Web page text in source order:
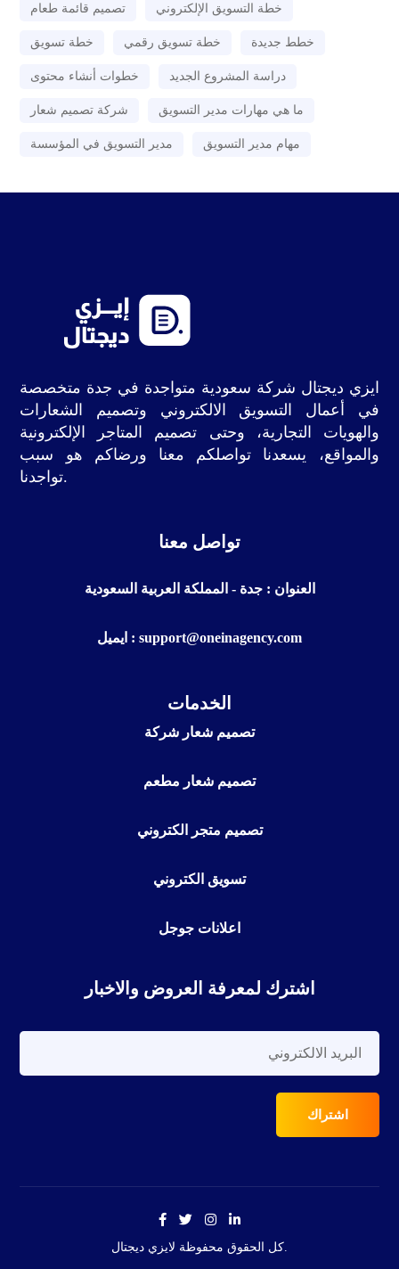
تصميم قائمة طعام خطة التسويق الإلكتروني
خطة تسويق خطة تسويق رقمي خطط جديدة
خطوات أنشاء محتوى دراسة المشروع الجديد
شركة تصميم شعار ما هي مهارات مدير التسويق
مدير التسويق في المؤسسة مهام مدير التسويق
ايزي ديجتال شركة سعودية متواجدة في جدة متخصصة
في أعمال التسويق الالكتروني وتصميم الشعارات
والهويات التجارية، وحتى تصميم المتاجر الإلكترونية
والمواقع، يسعدنا تواصلكم معنا ورضاكم هو سبب
تواجدنا.
تواصل معنا
العنوان : جدة - المملكة العربية السعودية
ايميل : support@oneinagency.com
الخدمات
تصميم شعار شركة
تصميم شعار مطعم
تصميم متجر الكتروني
تسويق الكتروني
اعلانات جوجل
اشترك لمعرفة العروض والاخبار